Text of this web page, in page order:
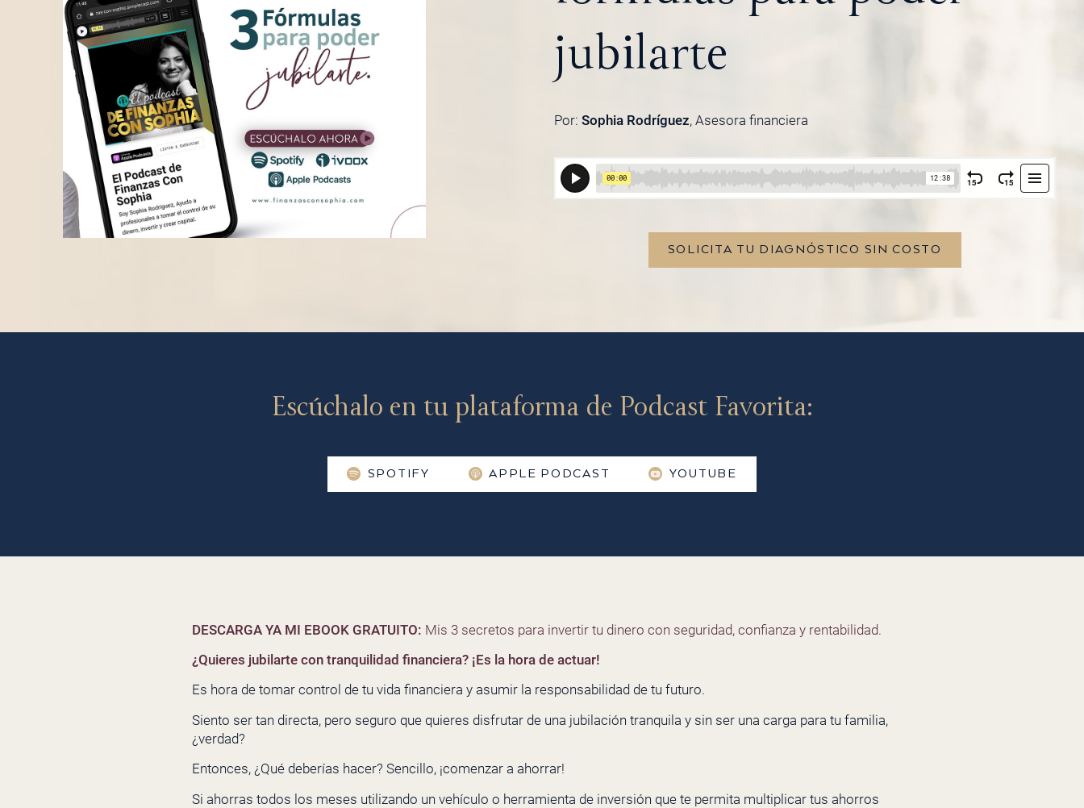
jubilarte
Por: Sophia Rodríguez, Asesora financiera
SOLICITA TU DIAGNÓSTICO SIN COSTO
Escúchalo en tu plataforma de Podcast Favorita:
SPOTIFY APPLE PODCAST YOUTUBE
DESCARGA YA MI EBOOK GRATUITO: Mis 3 secretos para invertir tu dinero con seguridad, confianza y rentabilidad.
¿Quieres jubilarte con tranquilidad financiera? ¡Es la hora de actuar!
Es hora de tomar control de tu vida financiera y asumir la responsabilidad de tu futuro.
Siento ser tan directa, pero seguro que quieres disfrutar de una jubilación tranquila y sin ser una carga para tu familia,
¿verdad?
Entonces, ¿Qué deberías hacer? Sencillo, ¡comenzar a ahorrar!
Si ahorras todos los meses utilizando un vehículo o herramienta de inversión que te permita multiplicar tus ahorros